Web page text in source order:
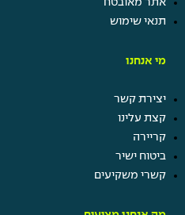
תנאי שימוש
מי אנחנו
יצירת קשר
קצת עלינו
קריירה
ביטוח ישיר
קשרי משקיעים